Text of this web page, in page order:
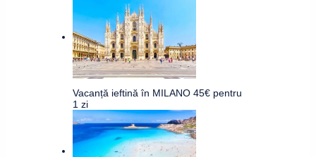
Vacanță ieftină în MILANO 45€ pentru
1 zi